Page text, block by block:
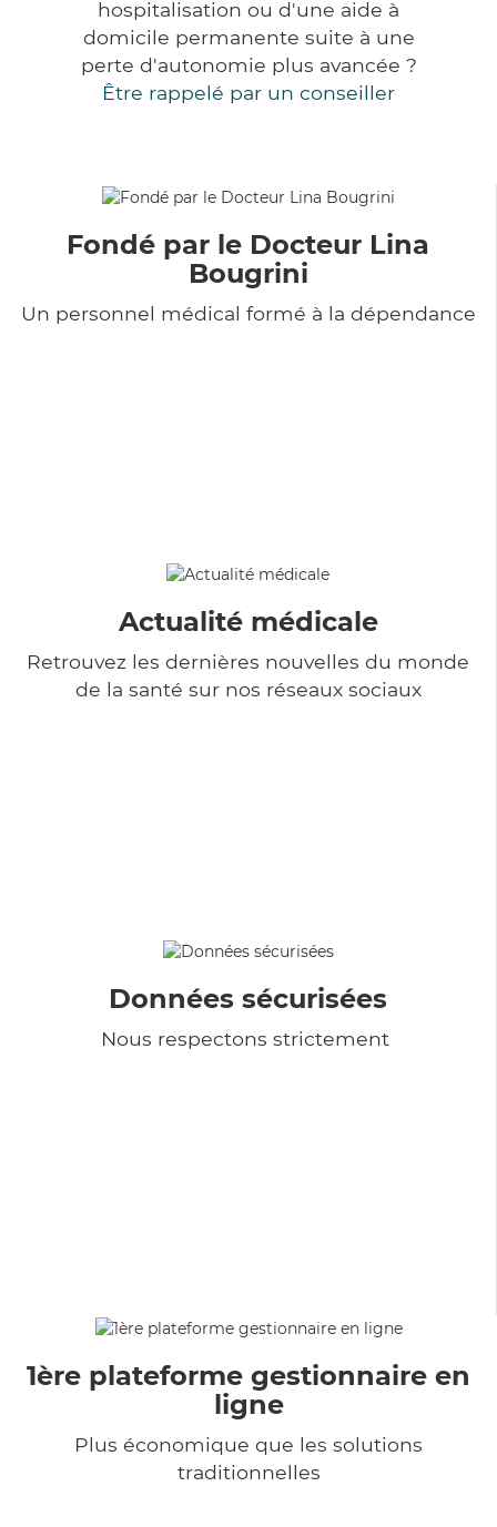
hospitalisation ou d'une aide à
domicile permanente suite à une
perte d'autonomie plus avancée ?
Être rappelé par un conseiller
Fondé par le Docteur Lina
Bougrini
Un personnel médical formé à la dépendance
Actualité médicale
Retrouvez les dernières nouvelles du monde
de la santé sur nos réseaux sociaux
Données sécurisées
Nous respectons strictement
1ère plateforme gestionnaire en
ligne
Plus économique que les solutions
traditionnelles